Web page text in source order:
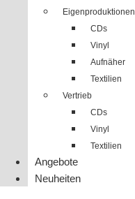
Eigenproduktionen
CDs
Vinyl
Aufnäher
Textilien
Vertrieb
CDs
Vinyl
Textilien
Angebote
Neuheiten